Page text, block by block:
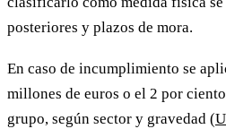
posteriores y plazos de mora.
En caso de incumplimiento se
millones de euros o el 2 por
grupo, según sector y gravedad